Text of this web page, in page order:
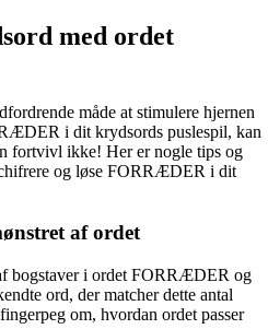
med ordet
måde at stimulere hjernen
i dit krydsords puslespil, kan
fortvivl ikke! Her er nogle tips og
og løse FORRÆDER i dit
af ordet
bogstaver i ordet FORRÆDER og
ord, der matcher dette antal
om, hvordan ordet passer